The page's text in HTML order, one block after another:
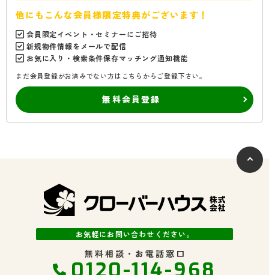
他にもこんな会員様限定特典がございます！
会員限定イベント・セミナーにご招待
新規物件情報をメールで配信
お気に入り・検索条件保存マッチング通知機能
まだ会員登録がお済みでない方はこちらからご登録下さい。
無料会員登録
お気軽にお問い合わせください。
無料相談・お電話窓口